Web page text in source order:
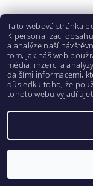
2026 ©WILDSKIN,
Tato webová stránka
K personalizaci
a analýze naší
tom, jak náš web
média, inzerci a
dalšími informacemi,
důsledku toho, že
tohoto webu